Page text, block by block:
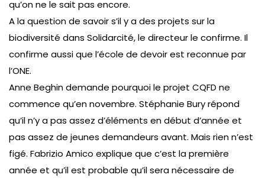
qu’on ne le sait pas encore.
A la question de savoir s’il y a des projets sur la
biodiversité dans Solidarcité, le directeur le confirme. Il
confirme aussi que l’école de devoir est reconnue par
l’ONE.
Anne Beghin demande pourquoi le projet CQFD ne
commence qu’en novembre. Stéphanie Bury répond
qu’il n’y a pas assez d’éléments en début d’année et
pas assez de jeunes demandeurs avant. Mais rien n’est
figé. Fabrizio Amico explique que c’est la première
année et qu’il est probable qu’il sera nécessaire de